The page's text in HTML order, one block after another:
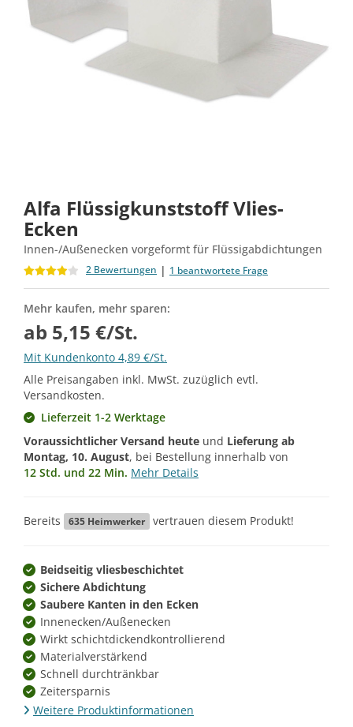
Alfa Flüssigkunststoff Vlies-
Ecken
Innen-/Außenecken vorgeformt für Flüssigabdichtungen
2 Bewertungen | 1 beantwortete Frage
Mehr kaufen, mehr sparen:
ab 5,15 €/St.
Mit Kundenkonto 4,89 €/St.
Alle Preisangaben inkl. MwSt. zuzüglich evtl.
Versandkosten.
Lieferzeit 1-2 Werktage
Voraussichtlicher Versand heute und Lieferung ab
Montag, 10. August, bei Bestellung innerhalb von
12 Std. und 22 Min. Mehr Details
Bereits 635 Heimwerker vertrauen diesem Produkt!
Beidseitig vliesbeschichtet
Sichere Abdichtung
Saubere Kanten in den Ecken
Innenecken/Außenecken
Wirkt schichtdickendkontrollierend
Materialverstärkend
Schnell durchtränkbar
Zeitersparnis
Weitere Produktinformationen